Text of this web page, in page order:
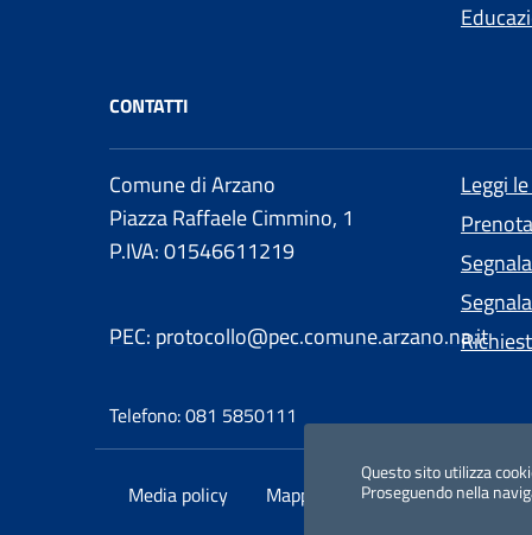
Questo sito utilizza
Proseguendo nella
CONTATTI
Comune di Arzano
Piazza Raffaele Cimmino, 1
P.IVA: 01546611219
PEC: protocollo@pec.comune.arzano.na.it
Telefono: 081 5850111
Leggi
Media policy Mappa del sito